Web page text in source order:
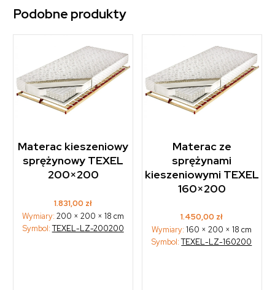
Podobne produkty
Materac kieszeniowy
sprężynowy TEXEL
200×200
1.831,00 zł
Wymiary:200 × 200 × 18 cm
Symbol:TEXEL-LZ-200200
Materac ze
sprężynami
kieszeniowymi TEXEL
160×200
1.450,00 zł
Wymiary:160 × 200 × 18 cm
Symbol:TEXEL-LZ-160200